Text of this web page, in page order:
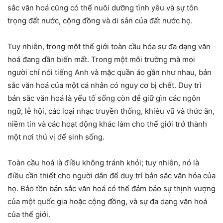
sắc văn hoá cũng có thể nuôi dưỡng tình yêu và sự tôn
trọng đất nước, cộng đồng và di sản của đất nước họ.
Tuy nhiên, trong một thế giới toàn cầu hóa sự đa dạng văn
hoá đang dần biến mất. Trong một môi trường mà mọi
người chỉ nói tiếng Anh và mặc quần áo gần như nhau, bản
sắc văn hoá của một cá nhân có nguy cơ bị chết. Duy trì
bản sắc văn hoá là yếu tố sống còn để giữ gìn các ngôn
ngữ, lễ hội, các loại nhạc truyền thống, khiêu vũ và thức ăn,
niềm tin và các hoạt động khác làm cho thế giới trở thành
một nơi thú vị để sinh sống.
Toàn cầu hoá là điều không tránh khỏi; tuy nhiên, nó là
điều cần thiết cho người dân để duy trì bản sắc văn hóa của
họ. Bảo tồn bản sắc văn hoá có thể đảm bảo sự thịnh vượng
của một quốc gia hoặc cộng đồng, và sự đa dạng văn hoá
của thế giới.